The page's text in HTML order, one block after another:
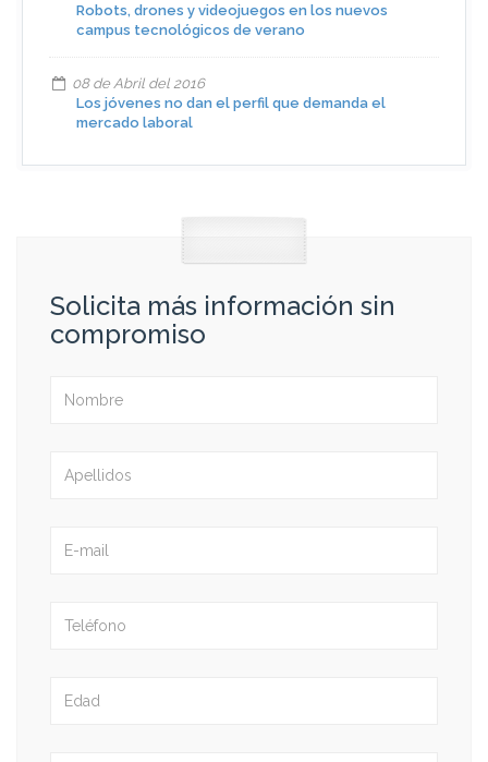
Robots, drones y videojuegos en los nuevos
campus tecnológicos de verano
08 de Abril del 2016
Los jóvenes no dan el perfil que demanda el
mercado laboral
Solicita más información sin
compromiso